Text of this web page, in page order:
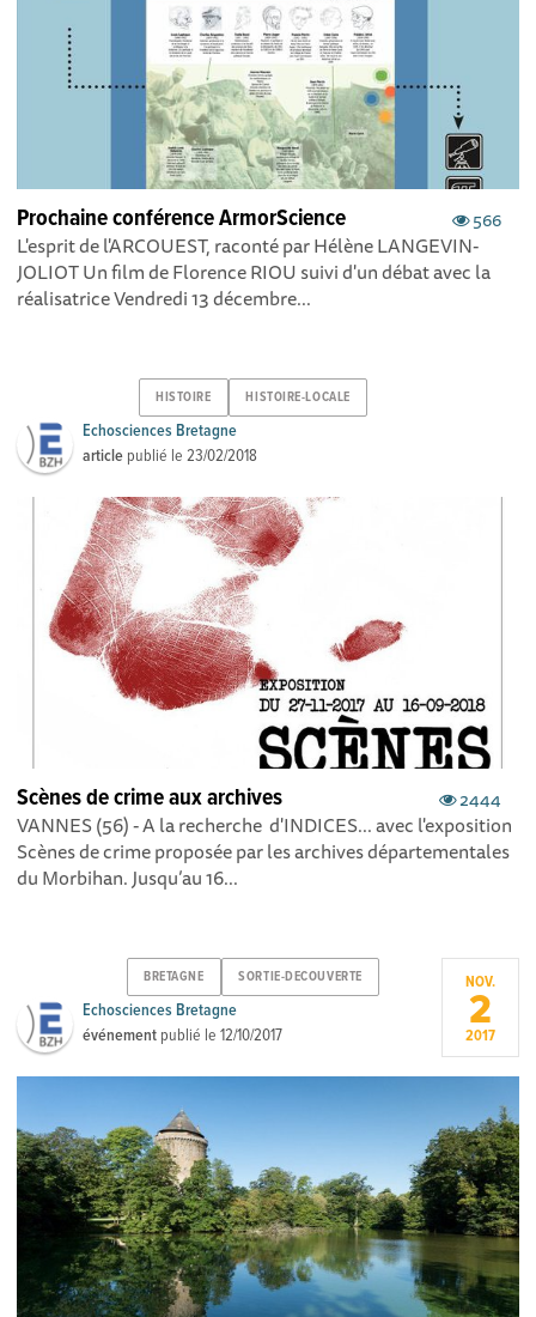
566
Prochaine conférence ArmorScience
L'esprit de l'ARCOUEST, raconté par Hélène LANGEVIN-
JOLIOT Un film de Florence RIOU suivi d'un débat avec la
réalisatrice Vendredi 13 décembre...
HISTOIRE HISTOIRE-LOCALE
Echosciences Bretagne
article publié le23/02/2018
2444
Scènes de crime aux archives
VANNES (56) - A la recherche d'INDICES... avec l'exposition
Scènes de crime proposée par les archives départementales
du Morbihan. Jusqu’au 16...
BRETAGNE SORTIE-DECOUVERTE
Echosciences Bretagne
événement publié le12/10/2017
NOV.
2
2017